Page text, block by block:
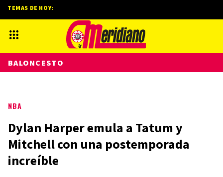
NBA
Dylan Harper emula a Tatum y
Mitchell con una postemporada
increíble
TEMAS DE HOY:
BALONCESTO